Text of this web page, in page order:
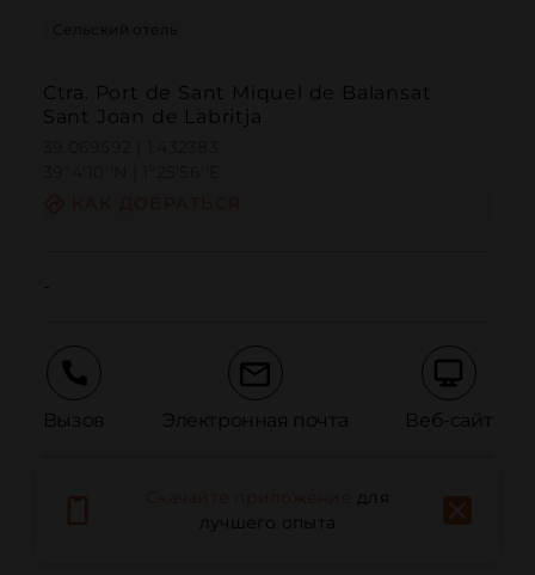
Сельский отель
Ctra. Port de Sant Miquel de Balansat
Sant Joan de Labritja
Вызов Электронная почта Веб-сайт
Сообщить о проблеме
для
лучшего опыта